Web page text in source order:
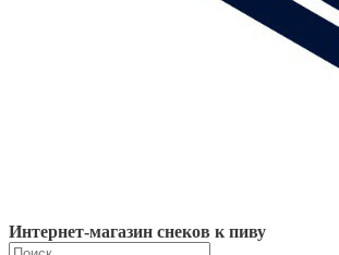
Интернет-магазин снеков к пиву